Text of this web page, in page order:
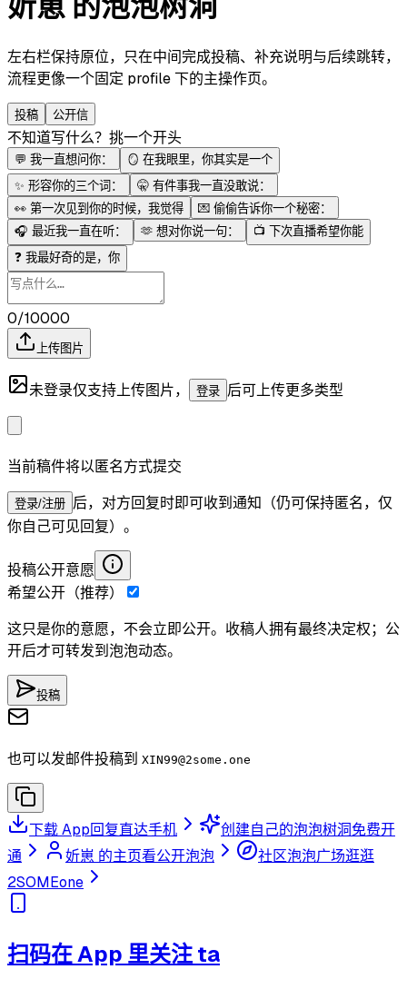
左右栏保持原位，只在中间完成投稿、补充说明与后续跳转，
流程更像一个固定 profile 下的主操作页。
投稿 公开信
不知道写什么？挑一个开头
💬 我一直想问你： 🪞 在我眼里，你其实是一个
✨ 形容你的三个词： 🤫 有件事我一直没敢说：
👀 第一次见到你的时候，我觉得 💌 偷偷告诉你一个秘密：
🎧 最近我一直在听： 🫶 想对你说一句： 📺 下次直播希望你能
❓ 我最好奇的是，你
0/10000
上传图片
未登录仅支持上传图片， 登录 后可上传更多类型
当前稿件将以匿名方式提交
登录/注册 后，对方回复时即可收到通知（仍可保持匿名，仅
你自己可见回复）。
投稿公开意愿
希望公开（推荐）
这只是你的意愿，不会立即公开。收稿人拥有最终决定权；公
开后才可转发到泡泡动态。
投稿
也可以发邮件投稿到 XIN99@2some.one
下载 App回复直达手机 创建自己的泡泡树洞免费开
通
妡崽 的主页看公开泡泡 社区泡泡广场逛逛
2SOMEone
扫码在 App 里关注 ta